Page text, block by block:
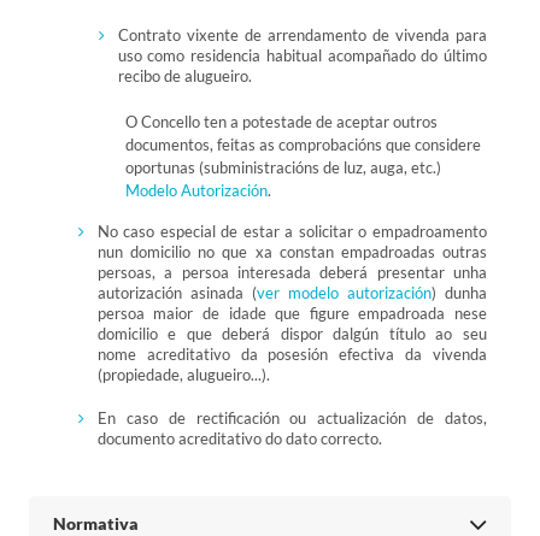
Contrato vixente de arrendamento de vivenda para
uso como residencia habitual acompañado do último
recibo de alugueiro.
O Concello ten a potestade de aceptar outros
documentos, feitas as comprobacións que considere
oportunas (subministracións de luz, auga, etc.)
Modelo Autorización.
No caso especial de estar a solicitar o empadroamento
nun domicilio no que xa constan empadroadas outras
persoas, a persoa interesada deberá presentar unha
autorización asinada (ver modelo autorización) dunha
persoa maior de idade que figure empadroada nese
domicilio e que deberá dispor dalgún título ao seu
nome acreditativo da posesión efectiva da vivenda
(propiedade, alugueiro...).
En caso de rectificación ou actualización de datos,
documento acreditativo do dato correcto.
Normativa